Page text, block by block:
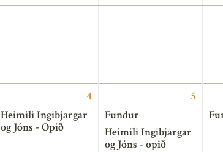
4
Heimili Ingibjargar
og Jóns - Opið
5
Fundur
Heimili Ingibjargar
og Jóns - opið